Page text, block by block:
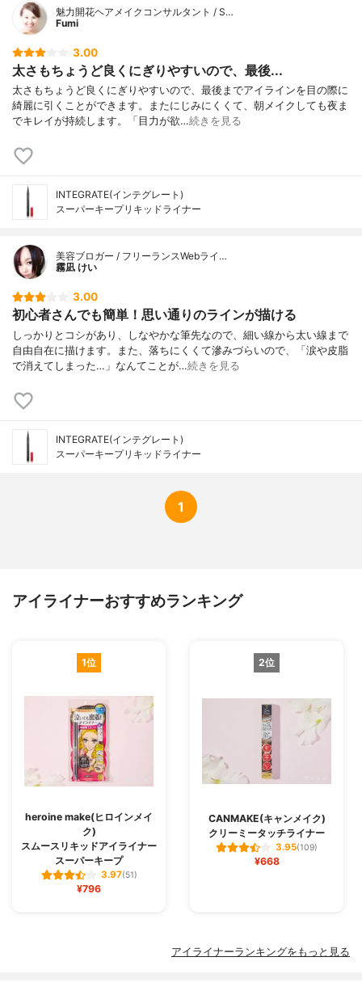
魅力開花ヘアメイクコンサルタント / S…
Fumi
3.00
太さもちょうど良くにぎりやすいので、最後...
太さもちょうど良くにぎりやすいので、最後までアイラインを目の際に
綺麗に引くことができます。またにじみにくくて、朝メイクしても夜ま
でキレイが持続します。「目力が欲…続きを見る
INTEGRATE(インテグレート)
スーパーキープリキッドライナー
美容ブロガー / フリーランスWebライ…
霧凪 けい
3.00
初心者さんでも簡単！思い通りのラインが描ける
しっかりとコシがあり、しなやかな筆先なので、細い線から太い線まで
自由自在に描けます。また、落ちにくくて滲みづらいので、「涙や皮脂
で消えてしまった…」なんてことが…続きを見る
INTEGRATE(インテグレート)
スーパーキープリキッドライナー
1
アイライナーおすすめランキング
1位
heroine make(ヒロインメイ
ク)
スムースリキッドアイライナー
スーパーキープ
3.97(51)
¥796
2位
CANMAKE(キャンメイク)
クリーミータッチライナー
3.95(109)
¥668
アイライナーランキングをもっと見る